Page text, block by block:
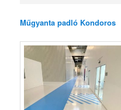
Műgyanta padló Kondoros